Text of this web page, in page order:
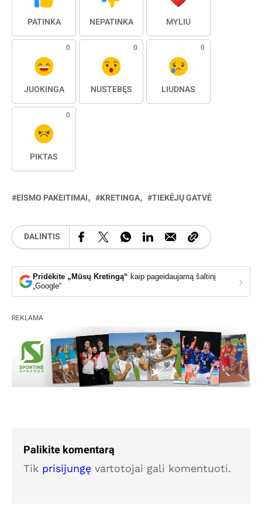
PATINKA NEPATINKA MYLIU
0
JUOKINGA
0
NUSTEBĘS
0
LIŪDNAS
0
PIKTAS
EISMO PAKEITIMAI KRETINGA TIEKĖJŲ GATVĖ
DALINTIS
Pridėkite „Mūsų Kretingą“ kaip pageidaujamą šaltinį
„Google“
›
REKLAMA
Palikite komentarą
Tik prisijungę vartotojai gali komentuoti.